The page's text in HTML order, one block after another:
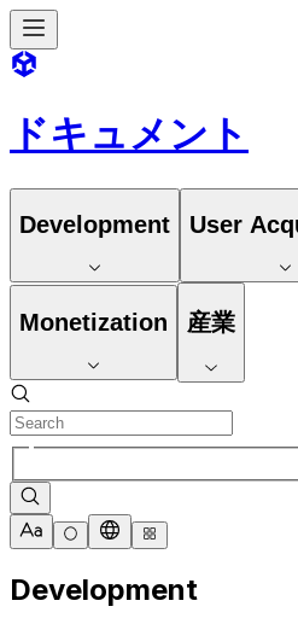
ドキュメント
Development User
Monetization 産業
Development